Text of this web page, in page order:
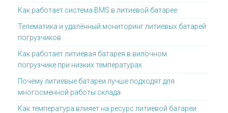
Как работает система BMS в литиевой батарее
Телематика и удалённый мониторинг литиевых батарей
погрузчиков
Как работает литиевая батарея в вилочном
погрузчике при низких температурах
Почему литиевые батареи лучше подходят для
многосменной работы склада
Как температура влияет на ресурс литиевой батареи